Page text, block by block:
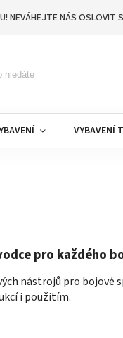
NEVÁHEJTE NÁS OSLOVIT
VYBAVENÍ
pro každého
nástrojů pro bojové
i použitím.